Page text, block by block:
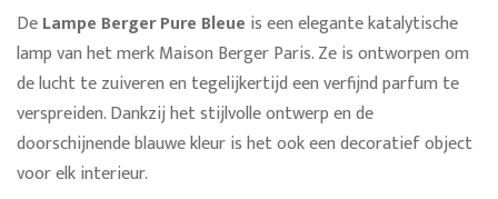
DeLampe Berger Pure Bleue is een elegante katalytische
lamp van het merk Maison Berger Paris. Ze is ontworpen om
de lucht te zuiveren en tegelijkertijd een verfijnd parfum te
verspreiden. Dankzij het stijlvolle ontwerp en de
doorschijnende blauwe kleur is het ook een decoratief object
voor elk interieur.